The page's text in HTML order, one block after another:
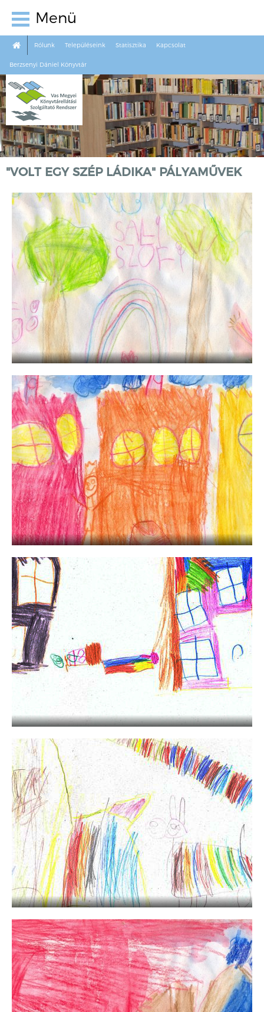
Menü
Rólunk Településeink Statisztika Kapcsolat
Berzsenyi Dániel Könyvtár
"VOLT EGY SZÉP LÁDIKA" PÁLYAMŰVEK